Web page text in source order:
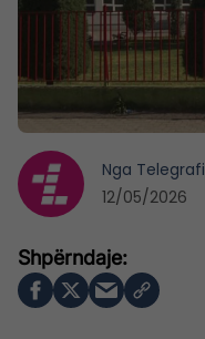
Nga Telegrafi
12/05/2026